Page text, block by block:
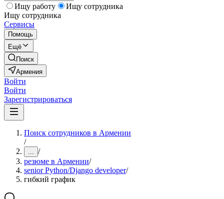
Ищу работу
Ищу сотрудника
Ищу сотрудника
Сервисы
Помощь
Ещё
Поиск
Армения
Войти
Войти
Зарегистрироваться
Поиск сотрудников в Армении
/
... /
резюме в Армении/
senior Python/Django developer/
гибкий график